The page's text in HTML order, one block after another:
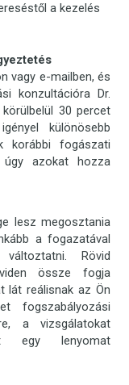
a kezelés
vagy e-mailben, és
konzultációra Dr.
30 percet
különösebb
korábbi fogászati
úgy azokat hozza
lesz megosztania
a fogazatával
Rövid
össze fogja
lát reálisnak az Ön
fogszabályozási
a vizsgálatokat
egy lenyomat